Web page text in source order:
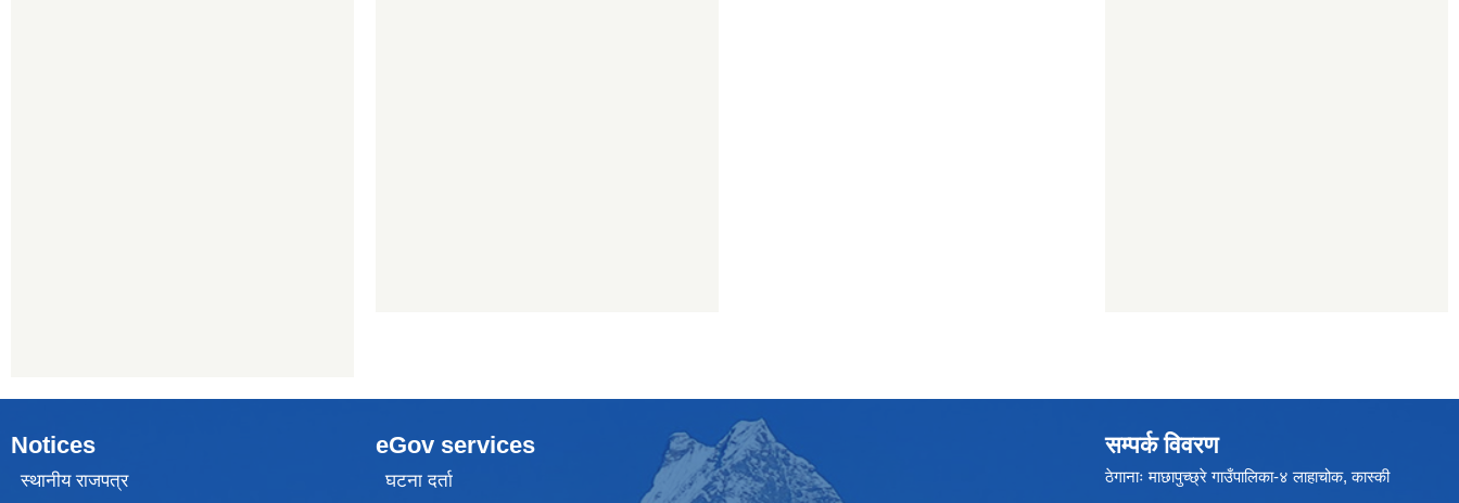
Notices
स्थानीय राजपत्र
eGov services
घटना दर्ता
सम्पर्क विवरण
ठेगानाः माछापुच्छ्रे गाउँपालिका-४ लाहाचोक, कास्की